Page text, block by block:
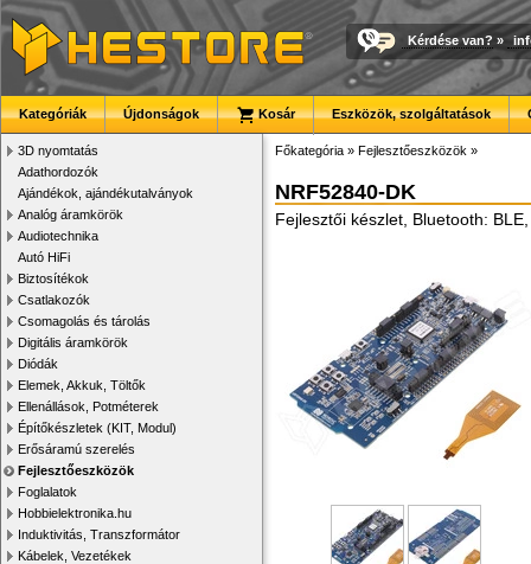
Kérdése van? »
Kategóriák Újdonságok Kosár Eszközök, szolgáltatások
3D nyomtatás
Adathordozók
Ajándékok, ajándékutalványok
Analóg áramkörök
Audiotechnika
Autó HiFi
Biztosítékok
Csatlakozók
Csomagolás és tárolás
Digitális áramkörök
Diódák
Elemek, Akkuk, Töltők
Ellenállások, Potméterek
Építőkészletek (KIT, Modul)
Erősáramú szerelés
Fejlesztőeszközök
Foglalatok
Hobbielektronika.hu
Induktivitás, Transzformátor
Kábelek, Vezetékek
Főkategória » Fejlesztőeszközök »
NRF52840-DK
Fejlesztői készlet, Bluetooth: